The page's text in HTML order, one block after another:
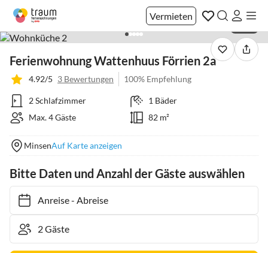
Vermieten
Ferienwohnung Wattenhuus Förrien 2a
4.92/5 3 Bewertungen 100% Empfehlung
2 Schlafzimmer
1 Bäder
Max. 4 Gäste
82 m²
MinsenAuf Karte anzeigen
Bitte Daten und Anzahl der Gäste auswählen
Anreise- Abreise